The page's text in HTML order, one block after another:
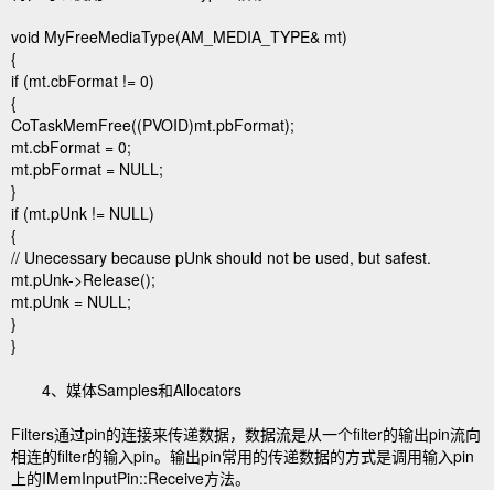
void MyFreeMediaType(AM_MEDIA_TYPE& mt)
{
if (mt.cbFormat != 0)
{
CoTaskMemFree((PVOID)mt.pbFormat);
mt.cbFormat = 0;
mt.pbFormat = NULL;
}
if (mt.pUnk != NULL)
{
// Unecessary because pUnk should not be used, but safest.
mt.pUnk->Release();
mt.pUnk = NULL;
}
}
4、媒体Samples和Allocators
Filters通过pin的连接来传递数据，数据流是从一个filter的输出pin流向
相连的filter的输入pin。输出pin常用的传递数据的方式是调用输入pin
上的IMemInputPin::Receive方法。